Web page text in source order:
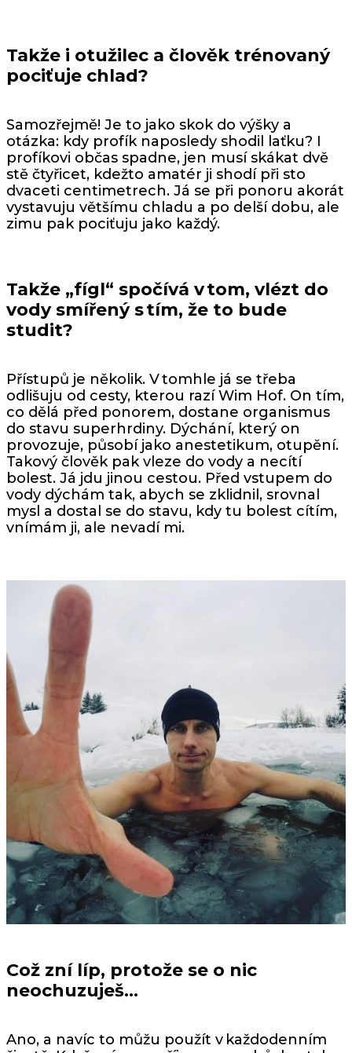
Takže i otužilec a člověk trénovaný
pociťuje chlad?
Samozřejmě! Je to jako skok do výšky a
otázka: kdy profík naposledy shodil laťku? I
profíkovi občas spadne, jen musí skákat dvě
stě čtyřicet, kdežto amatér ji shodí při sto
dvaceti centimetrech. Já se při ponoru akorát
vystavuju většímu chladu a po delší dobu, ale
zimu pak pociťuju jako každý.
Takže „fígl“ spočívá v tom, vlézt do
vody smířený s tím, že to bude
studit?
Přístupů je několik. V tomhle já se třeba
odlišuju od cesty, kterou razí Wim Hof. On tím,
co dělá před ponorem, dostane organismus
do stavu superhrdiny. Dýchání, který on
provozuje, působí jako anestetikum, otupění.
Takový člověk pak vleze do vody a necítí
bolest. Já jdu jinou cestou. Před vstupem do
vody dýchám tak, abych se zklidnil, srovnal
mysl a dostal se do stavu, kdy tu bolest cítím,
vnímám ji, ale nevadí mi.
Což zní líp, protože se o nic
neochuzuješ…
Ano, a navíc to můžu použít v každodenním